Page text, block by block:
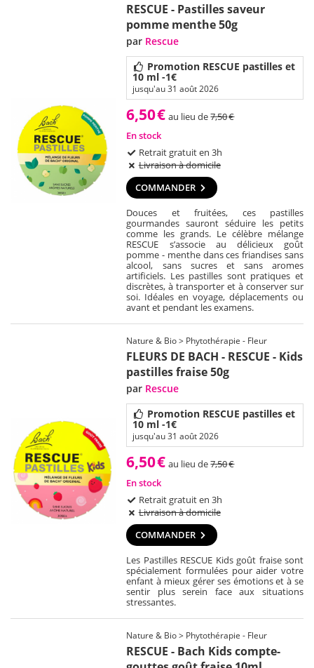
RESCUE - Pastilles saveur
pomme menthe 50g
par Rescue
Promotion RESCUE pastilles et
10 ml -1€
jusqu'au 31 août 2026
6,50€ au lieu de7,50€
En stock
Retrait gratuit en 3h
Livraison à domicile
COMMANDER
Douces et fruitées, ces pastilles
gourmandes sauront séduire les petits
comme les grands. Le célèbre mélange
RESCUE s’associe au délicieux goût
pomme - menthe dans ces friandises sans
alcool, sans sucres et sans aromes
artificiels. Les pastilles sont pratiques et
discrètes, à transporter et à conserver sur
soi. Idéales en voyage, déplacements ou
avant et pendant les examens.
Nature & Bio > Phytothérapie - Fleur
FLEURS DE BACH - RESCUE - Kids
pastilles fraise 50g
par Rescue
Promotion RESCUE pastilles et
10 ml -1€
jusqu'au 31 août 2026
6,50€ au lieu de7,50€
En stock
Retrait gratuit en 3h
Livraison à domicile
COMMANDER
Les Pastilles RESCUE Kids goût fraise sont
spécialement formulées pour aider votre
enfant à mieux gérer ses émotions et à se
sentir plus serein face aux situations
stressantes.
Nature & Bio > Phytothérapie - Fleur
RESCUE - Bach Kids compte-